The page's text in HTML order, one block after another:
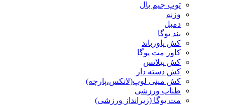
توپ جیم بال
وزنه
دمبل
بند یوگا
کش پاورباند
کاور مت یوگا
کش پیلاتس
کش دسته دار
کش مینی لوپ(لاتکس،پارچه)
طناب ورزشی
مت یوگا (زیرانداز ورزشی)